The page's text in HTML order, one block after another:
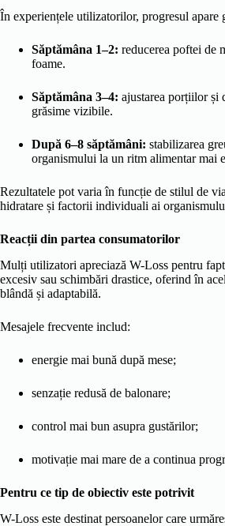
În experiențele utilizatorilor, progresul apare
Săptămâna 1–2: reducerea poftei de
foame.
Săptămâna 3–4: ajustarea porțiilor și
grăsime vizibile.
După 6–8 săptămâni: stabilizarea
organismului la un ritm alimentar mai
Rezultatele pot varia în funcție de stilul de
hidratare și factorii individuali ai
Reacții din partea consumatorilor
Mulți utilizatori apreciază W-Loss pentru
excesiv sau schimbări drastice, oferind în
blândă și adaptabilă.
Mesajele frecvente includ:
energie mai bună după mese;
senzație redusă de balonare;
control mai bun asupra gustărilor;
motivație mai mare de a continua
Pentru ce tip de obiectiv este potrivit
W-Loss este destinat persoanelor care